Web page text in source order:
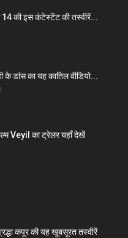
14 की इस कंटेस्टेंट की तस्वीरें...
के डांस का यह कातिल वीडियो...
Veyil का ट्रेलर यहाँ देखें
कपूर की यह खूबसूरत तस्वीरें